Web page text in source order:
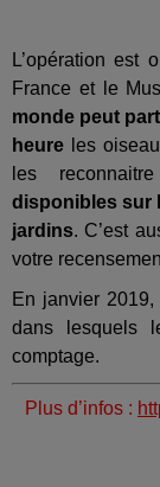
L’opération est
France et le
monde peut
heure les
les
disponibles sur
jardins. C’est
votre
En janvier
dans lesquels
comptage.
Plus d’infos :